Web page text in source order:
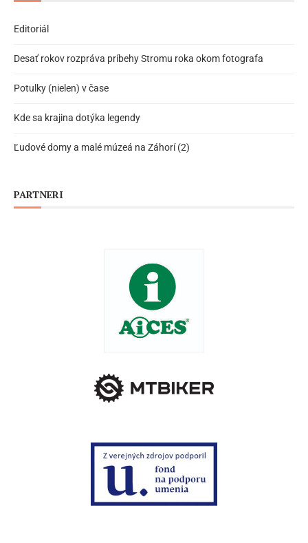
Editoriál
Desať rokov rozpráva príbehy Stromu roka okom fotografa
Potulky (nielen) v čase
Kde sa krajina dotýka legendy
Ľudové domy a malé múzeá na Záhorí (2)
PARTNERI